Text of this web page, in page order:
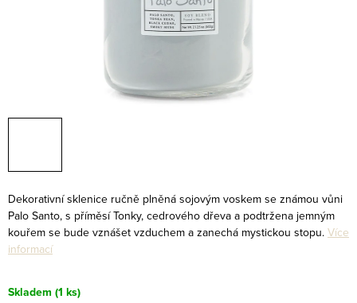
Dekorativní sklenice ručně plněná sojovým voskem se známou vůni
Palo Santo, s příměsí Tonky, cedrového dřeva a podtržena jemným
kouřem se bude vznášet vzduchem a zanechá mystickou stopu. Více
informací
Skladem (1 ks)